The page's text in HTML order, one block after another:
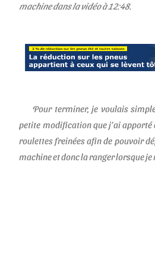
machine dans la vidéo à 12:48.
Pour terminer, je voulais
petite modification que j’ai apporté
roulettes freinées afin de pouvoir
machine et donc la ranger lorsque je